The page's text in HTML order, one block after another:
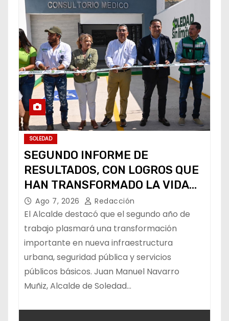
SOLEDAD
SEGUNDO INFORME DE
RESULTADOS, CON LOGROS QUE
HAN TRANSFORMADO LA VIDA
DE LOS SOLEDENSES: JUAN
MANUEL NAVARRO
Ago 7, 2026 Redacción
El Alcalde destacó que el segundo año de
trabajo plasmará una transformación
importante en nueva infraestructura
urbana, seguridad pública y servicios
públicos básicos. Juan Manuel Navarro
Muñiz, Alcalde de Soledad…